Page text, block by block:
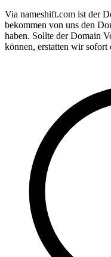
Via nameshift.com ist der
bekommen von uns den
haben. Sollte der Domain
können, erstatten wir sofort